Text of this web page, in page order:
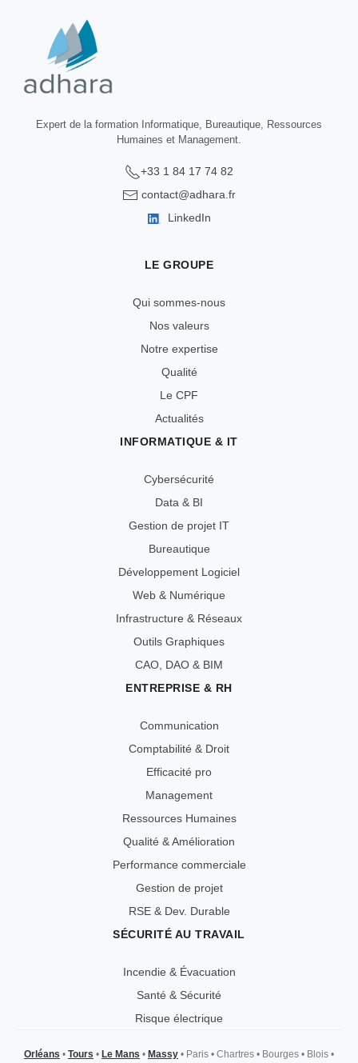
Expert de la formation Informatique, Bureautique, Ressources
Humaines et Management.
+33 1 84 17 74 82
contact@adhara.fr
LinkedIn
LE GROUPE
Qui sommes-nous
Nos valeurs
Notre expertise
Qualité
Le CPF
Actualités
INFORMATIQUE & IT
Cybersécurité
Data & BI
Gestion de projet IT
Bureautique
Développement Logiciel
Web & Numérique
Infrastructure & Réseaux
Outils Graphiques
CAO, DAO & BIM
ENTREPRISE & RH
Communication
Comptabilité & Droit
Efficacité pro
Management
Ressources Humaines
Qualité & Amélioration
Performance commerciale
Gestion de projet
RSE & Dev. Durable
SÉCURITÉ AU TRAVAIL
Incendie & Évacuation
Santé & Sécurité
Risque électrique
Orléans • Tours • Le Mans • Massy • Paris • Chartres • Bourges • Blois •